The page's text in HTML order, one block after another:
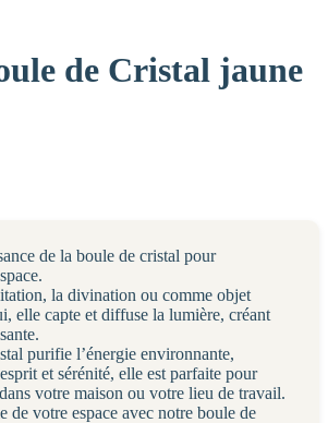
de Cristal jaune
de la boule de cristal pour
la divination ou comme objet
elle capte et diffuse la lumière, créant
purifie l’énergie environnante,
et sérénité, elle est parfaite pour
votre maison ou votre lieu de travail.
de votre espace avec notre boule de